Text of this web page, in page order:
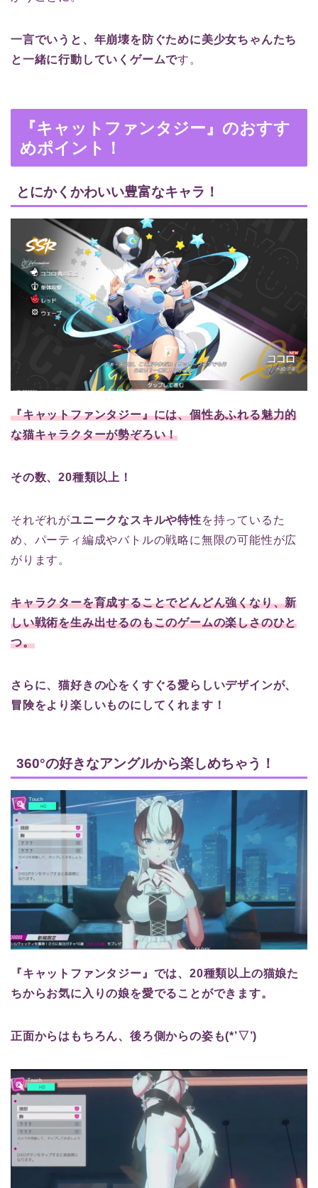
一言でいうと、年崩壊を防ぐために美少女ちゃんたち
と一緒に行動していくゲームです。
『キャットファンタジー』のおすす
めポイント！
とにかくかわいい豊富なキャラ！
『キャットファンタジー』には、個性あふれる魅力的
な猫キャラクターが勢ぞろい！
その数、20種類以上！
それぞれがユニークなスキルや特性を持っているた
め、パーティ編成やバトルの戦略に無限の可能性が広
がります。
キャラクターを育成することでどんどん強くなり、新
しい戦術を生み出せるのもこのゲームの楽しさのひと
つ。
さらに、猫好きの心をくすぐる愛らしいデザインが、
冒険をより楽しいものにしてくれます！
360°の好きなアングルから楽しめちゃう！
『キャットファンタジー』では、20種類以上の猫娘た
ちからお気に入りの娘を愛でることができます。
正面からはもちろん、後ろ側からの姿も(*’▽’)